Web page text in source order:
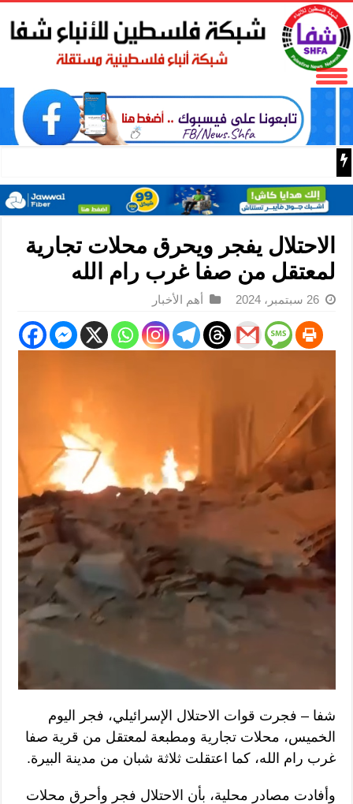
مع اقتراب الإعصار “دولفين”.. الصين تفعّل الإنذار الأحمر
الاحتلال يفجر ويحرق محلات تجارية
لمعتقل من صفا غرب رام الله
26 سبتمبر، 2024 أهم الأخبار
شفا – فجرت قوات الاحتلال الإسرائيلي، فجر اليوم
الخميس، محلات تجارية ومطبعة لمعتقل من قرية صفا
غرب رام الله، كما اعتقلت ثلاثة شبان من مدينة البيرة.
وأفادت مصادر محلية، بأن الاحتلال فجر وأحرق محلات